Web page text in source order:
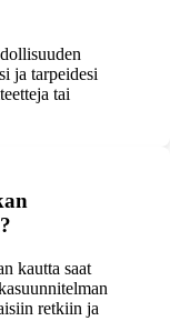
ja tarpeidesi
tai
kautta saat
retkiin ja